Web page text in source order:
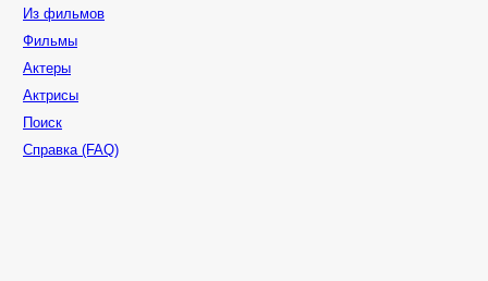
Из фильмов
Фильмы
Актеры
Актрисы
Поиск
Справка (FAQ)